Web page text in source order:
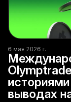
6 мая 2026 г.
выводах